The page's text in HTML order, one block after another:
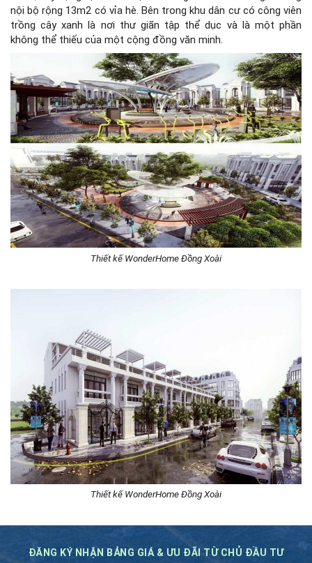
nội bộ rộng 13m2 có vỉa hè. Bên trong khu dân cư có công viên
trồng cây xanh là nơi thư giãn tập thể dục và là một phần
không thể thiếu của một cộng đồng văn minh.
Thiết kế WonderHome Đồng Xoài
Thiết kế WonderHome Đồng Xoài
ĐĂNG KÝ NHẬN BẢNG GIÁ & ƯU ĐÃI TỪ CHỦ ĐẦU TƯ